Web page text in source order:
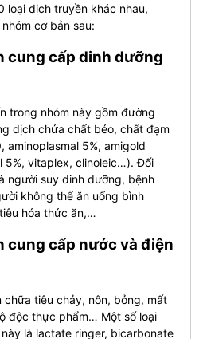
loại dịch truyền khác nhau,
cơ bản sau:
cung cấp dinh dưỡng
trong nhóm này gồm đường
dịch chứa chất béo, chất đạm
aminoplasmal 5%, amigold
5%, vitaplex, clinoleic…). Đối
người suy dinh dưỡng, bệnh
không thể ăn uống bình
hóa thức ăn,…
cung cấp nước và điện
tiêu chảy, nôn, bỏng, mất
độc thực phẩm… Một số loại
là lactate ringer, bicarbonate